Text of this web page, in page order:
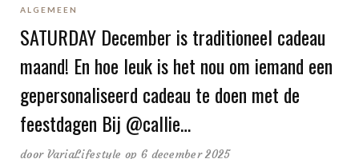
ALGEMEEN
SATURDAY December is traditioneel cadeau
maand! En hoe leuk is het nou om iemand een
gepersonaliseerd cadeau te doen met de
feestdagen Bij @callie…
door VariaLifestyle op 6 december 2025